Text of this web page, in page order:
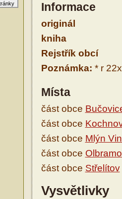
Informace
originál
kniha
Rejstřík obcí
Poznámka: * r
Místa
část obce
část obce
část obce Mlýn
část obce
část obce Střelítov
Vysvětlivky